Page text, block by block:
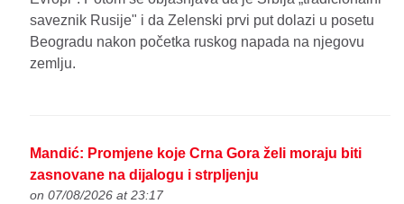
saveznik Rusije" i da Zelenski prvi put dolazi u posetu
Beogradu nakon početka ruskog napada na njegovu
zemlju.
Mandić: Promjene koje Crna Gora želi moraju biti
zasnovane na dijalogu i strpljenju
on 07/08/2026 at 23:17